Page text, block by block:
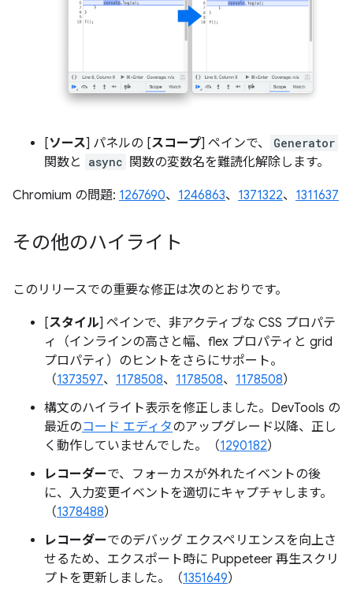
[ソース] パネルの [スコープ] ペインで、 Generator
関数と async 関数の変数名を難読化解除します。
Chromium の問題: 1267690、 1246863、 1371322、 1311637
その他のハイライト
このリリースでの重要な修正は次のとおりです。
[スタイル] ペインで、非アクティブな CSS プロパテ
ィ（インラインの高さと幅、flex プロパティと grid
プロパティ）のヒントをさらにサポート。
（1373597、 1178508、 1178508、 1178508）
構文のハイライト表示を修正しました。DevTools の
最近のコード エディタのアップグレード以降、正し
く動作していませんでした。（1290182）
レコーダーで、フォーカスが外れたイベントの後
に、入力変更イベントを適切にキャプチャします。
（1378488）
レコーダーでのデバッグ エクスペリエンスを向上さ
せるため、エクスポート時に Puppeteer 再生スクリ
プトを更新しました。（1351649）